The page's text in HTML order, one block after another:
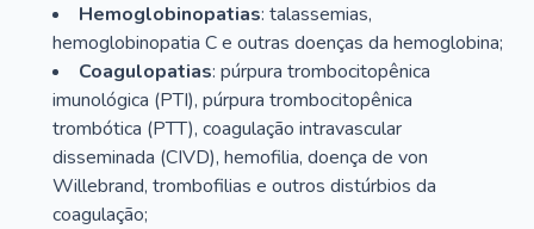
Hemoglobinopatias: talassemias,
hemoglobinopatia C e outras doenças da hemoglobina;
Coagulopatias: púrpura trombocitopênica
imunológica (PTI), púrpura trombocitopênica
trombótica (PTT), coagulação intravascular
disseminada (CIVD), hemofilia, doença de von
Willebrand, trombofilias e outros distúrbios da
coagulação;